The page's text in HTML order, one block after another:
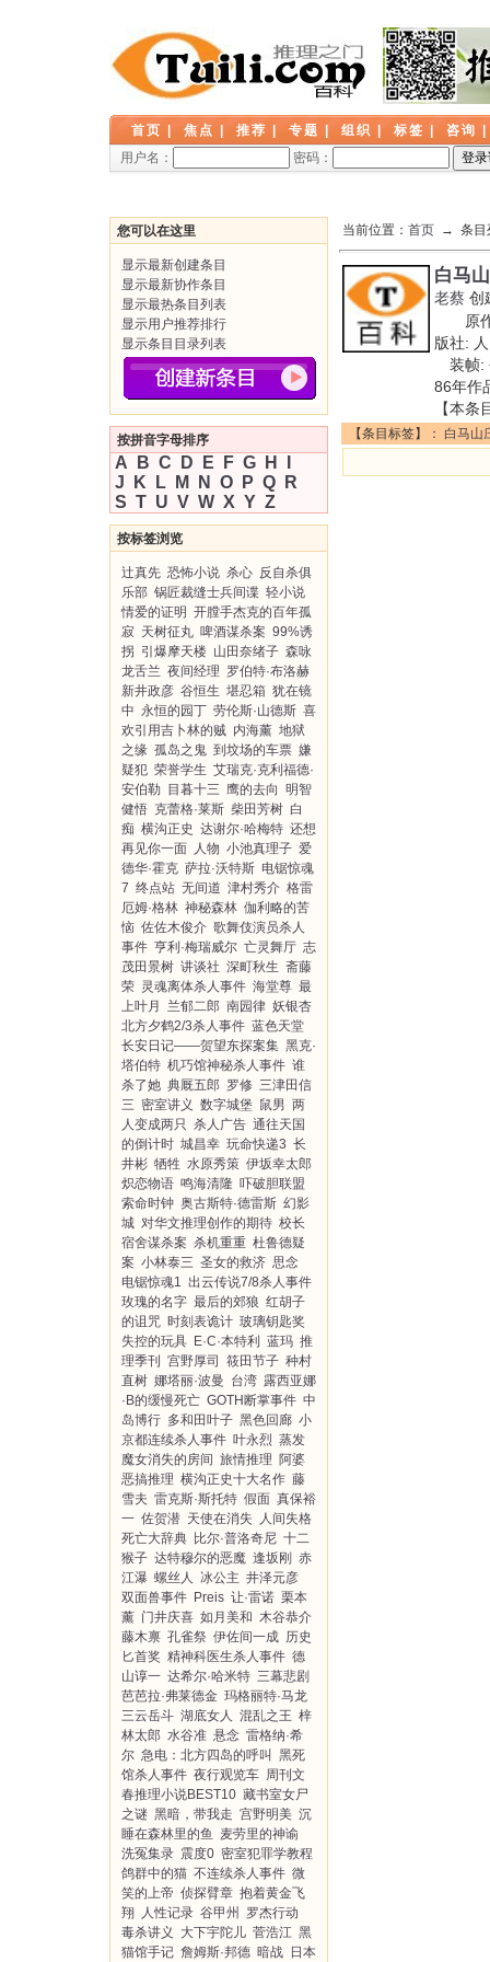
首页 焦点 推荐 专题 组织 标签 咨询
用户名：
密码：
您可以在这里
显示最新创建条目
显示最新协作条目
显示最热条目列表
显示用户推荐排行
显示条目目录列表
按拼音字母排序
A B C D E F G H
J
K L M N O P Q
R
S T U V W X Y Z
按标签浏览
辻真先 恐怖小说 杀心 反自杀俱
乐部 锅匠裁缝士兵间谍 轻小说
情爱的证明 开膛手杰克的百年孤
寂 天树征丸 啤酒谋杀案 99%诱
拐 引爆摩天楼 山田奈绪子 森咏
龙舌兰 夜间经理 罗伯特·布洛赫
新井政彦 谷恒生 堪忍箱 犹在镜
中 永恒的园丁 劳伦斯·山德斯 喜
欢引用吉卜林的贼 内海薰 地狱
之缘 孤岛之鬼 到坟场的车票 嫌
疑犯 荣誉学生 艾瑞克·克利福德·
安伯勒
目暮十三 鹰的去向 明智
健悟 克蕾格·莱斯 柴田芳树 白
痴 横沟正史 达谢尔·哈梅特 还想
再见你一面 人物 小池真理子 爱
德华·霍克 萨拉·沃特斯 电锯惊魂
7 终点站 无间道 津村秀介 格雷
厄姆·格林 神秘森林 伽利略的苦
恼 佐佐木俊介 歌舞伎演员杀人
事件 亨利·梅瑞威尔 亡灵舞厅 志
茂田景树 讲谈社 深町秋生 斋藤
荣 灵魂离体杀人事件 海堂尊 最
上叶月
兰郁二郎 南园律 妖银杏
北方夕鹤2/3杀人事件 蓝色天堂
长安日记——贺望东探案集 黑克·
塔伯特 机巧馆神秘杀人事件 谁
杀了她 典厩五郎 罗修 三津田信
三 密室讲义 数字城堡 鼠男 两
人变成两只 杀人广告 通往天国
的倒计时 城昌幸 玩命快递3 长
井彬 牺牲 水原秀策 伊坂幸太郎
炽恋物语 鸣海清隆 吓破胆联盟
索命时钟 奥古斯特·德雷斯 幻影
城 对华文推理创作的期待 校长
宿舍谋杀案 杀机重重 杜鲁德疑
案 小林泰三 圣女的救济 思念
电锯惊魂1 出云传说7/8杀人事件
玫瑰的名字 最后的郊狼 红胡子
的诅咒 时刻表诡计 玻璃钥匙奖
失控的玩具 E·C·本特利 蓝玛 推
理季刊
宫野厚司 筱田节子 种村
直树 娜塔丽·波曼 台湾 露西亚娜
·B的缓慢死亡 GOTH断掌事件 中
岛博行 多和田叶子 黑色回廊 小
京都连续杀人事件 叶永烈 蒸发
魔女消失的房间 旅情推理 阿婆
恶搞推理 横沟正史十大名作 藤
雪夫 雷克斯·斯托特 假面 真保裕
一 佐贺潜 天使在消失
人间失格
死亡大辞典 比尔·普洛奇尼 十二
猴子 达特穆尔的恶魔 逢坂刚
赤
江瀑 螺丝人 冰公主 井泽元彦
双面兽事件 Preis 让·雷诺 栗本
薰 门井庆喜 如月美和 木谷恭介
藤木禀 孔雀祭 伊佐间一成 历史
匕首奖 精神科医生杀人事件 德
山谆一 达希尔·哈米特 三幕悲剧
芭芭拉·弗莱德金 玛格丽特·马龙
三云岳斗 湖底女人 混乱之王 梓
林太郎 水谷准 悬念 雷格纳·希
尔 急电：北方四岛的呼叫 黑死
馆杀人事件 夜行观览车 周刊文
春推理小说BEST10 藏书室女尸
之谜 黑暗，带我走 宫野明美 沉
睡在森林里的鱼
麦劳里的神谕
洗冤集录 震度0 密室犯罪学教程
鸽群中的猫 不连续杀人事件 微
笑的上帝 侦探臂章 抱着黄金飞
翔
人性记录 谷甲州
罗杰行动
毒杀讲义
大下宇陀儿 菅浩江 黑
猫馆手记 詹姆斯·邦德 暗战 日本
当前位置： 首页 → 条目
白马
老蔡 创
原作
版社:
装帧:
86年
【本条
【条目标签】： 白马山